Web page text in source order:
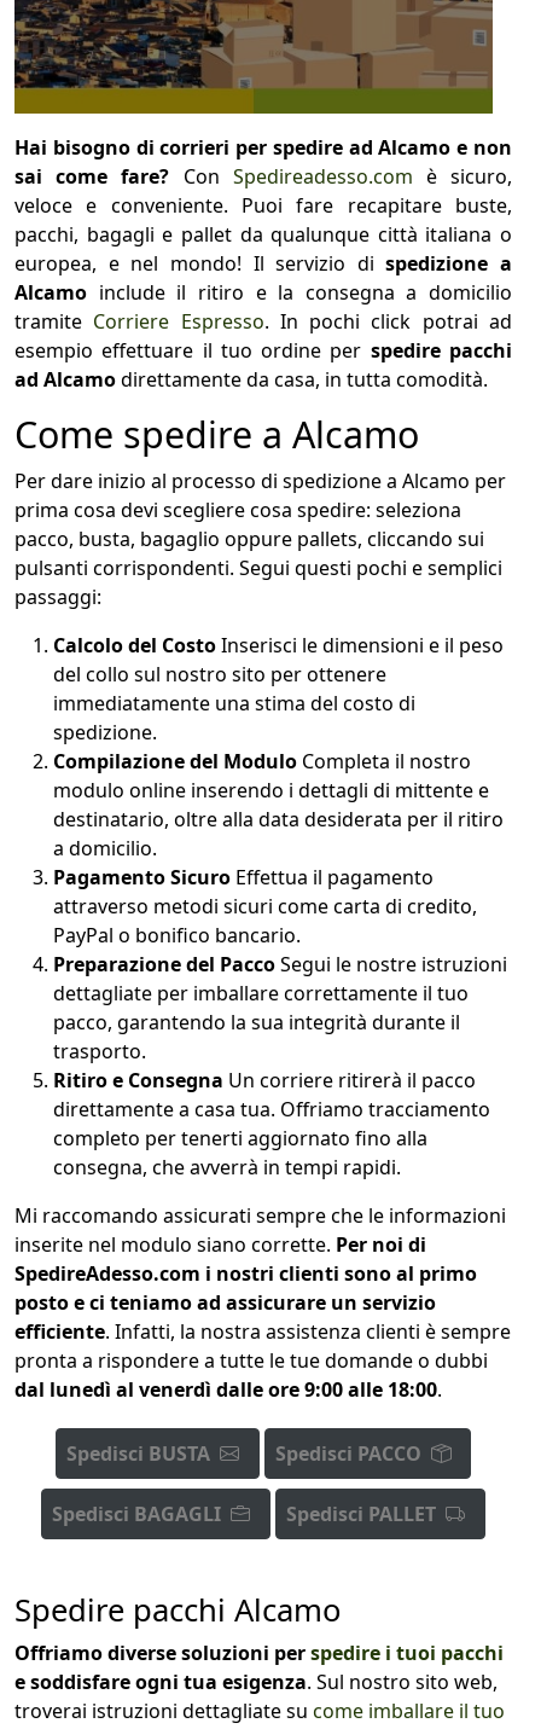
Hai bisogno di corrieri per spedire ad Alcamo e non
sai come fare? Con Spedireadesso.com è sicuro,
veloce e conveniente. Puoi fare recapitare buste,
pacchi, bagagli e pallet da qualunque città italiana o
europea, e nel mondo! Il servizio dispedizione a
Alcamo include il ritiro e la consegna a domicilio
tramite Corriere Espresso. In pochi click potrai ad
esempio effettuare il tuo ordine per spedire pacchi
ad Alcamodirettamente da casa, in tutta comodità.
Come spedire a Alcamo
Per dare inizio al processo di spedizione a Alcamo per
prima cosa devi scegliere cosa spedire: seleziona
pacco, busta, bagaglio oppure pallets, cliccando sui
pulsanti corrispondenti. Segui questi pochi e semplici
passaggi:
Calcolo del CostoInserisci le dimensioni e il peso
del collo sul nostro sito per ottenere
immediatamente una stima del costo di
spedizione.
Compilazione del Modulo Completa il nostro
modulo online inserendo i dettagli di mittente e
destinatario, oltre alla data desiderata per il ritiro
a domicilio.
Pagamento Sicuro Effettua il pagamento
attraverso metodi sicuri come carta di credito,
PayPal o bonifico bancario.
Preparazione del PaccoSegui le nostre istruzioni
dettagliate per imballare correttamente il tuo
pacco, garantendo la sua integrità durante il
trasporto.
Ritiro e Consegna Un corriere ritirerà il pacco
direttamente a casa tua. Offriamo tracciamento
completo per tenerti aggiornato fino alla
consegna, che avverrà in tempi rapidi.
Mi raccomando assicurati sempre che le informazioni
inserite nel modulo siano corrette. Per noi di
SpedireAdesso.com i nostri clienti sono al primo
posto e ci teniamo ad assicurare un servizio
efficiente. Infatti, la nostra assistenza clienti è sempre
pronta a rispondere a tutte le tue domande o dubbi
dal lunedì al venerdì dalle ore 9:00 alle 18:00.
Spedisci BUSTA Spedisci PACCO
Spedisci BAGAGLI Spedisci PALLET
Spedire pacchi Alcamo
Offriamo diverse soluzioni perspedire i tuoi pacchi
e soddisfare ogni tua esigenza. Sul nostro sito web,
troverai istruzioni dettagliate su come imballare il tuo